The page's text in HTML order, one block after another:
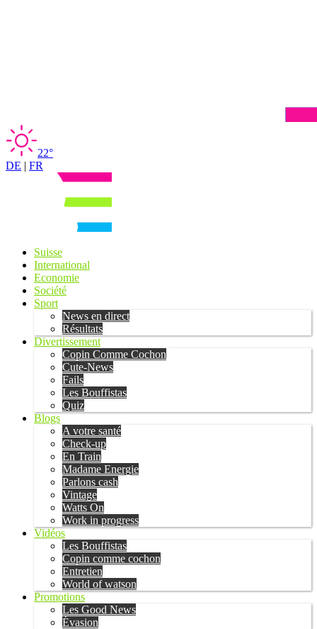
22°
DE | FR
Suisse
International
Economie
Société
Sport
News en direct
Résultats
Divertissement
Copin Comme Cochon
Cute-News
Fails
Les Bouffistas
Quiz
Blogs
A votre santé
Check-up
En Train
Madame Energie
Parlons cash
Vintage
Watts On
Work in progress
Vidéos
Les Bouffistas
Copin comme cochon
Entretien
World of watson
Promotions
Les Good News
Évasion